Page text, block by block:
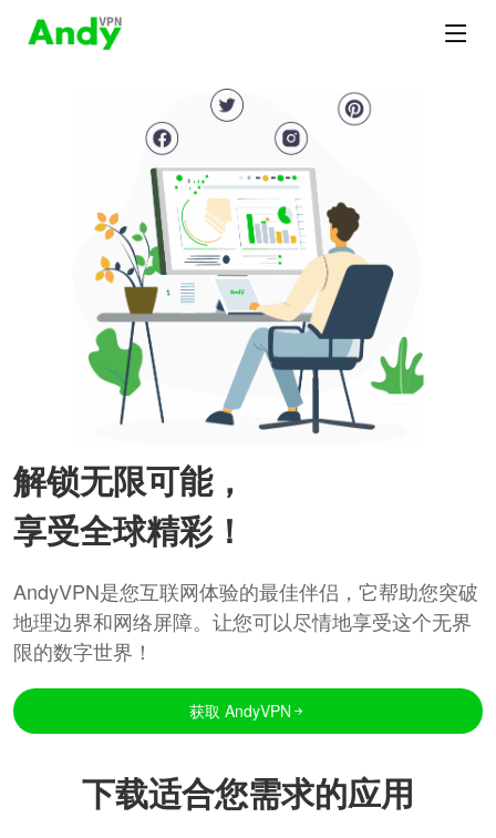
解锁无限可能，
享受全球精彩！
AndyVPN是您互联网体验的最佳伴侣，它帮助您突破
地理边界和网络屏障。让您可以尽情地享受这个无界
限的数字世界！
获取 AndyVPN
下载适合您需求的应用